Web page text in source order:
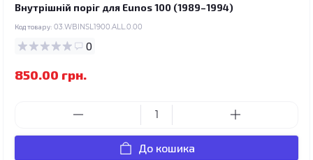
Внутрішній поріг для Eunos 100 (1989–1994)
Код товару: 03.WBINSL1900.ALL.0.00
0
850.00 грн.
До кошика